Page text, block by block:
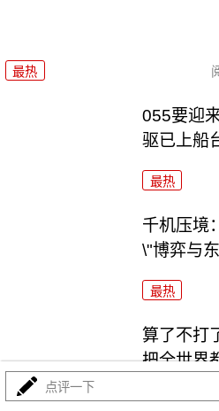
最热
055要迎
驱已上船
最热
千机压境
\"博弈与
最热
算了不打
把全世界
最热
点评一下